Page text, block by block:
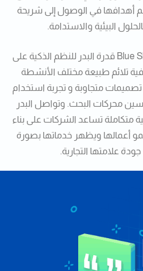
أهدافها في الوصول إلى شريحة
البيئية والاستدامة.
وقد عكس مشروع موقع Blue Sky قدرة البدر للنظم الذكية على
تلائم طبيعة مختلف الأنشطة
تصميمات متجاوبة و تجربة استخدام
محركات البحث. وتواصل البدر
متكاملة تساعد الشركات على بناء
أعمالها ويظهر خدماتها بصورة
علامتها التجارية.